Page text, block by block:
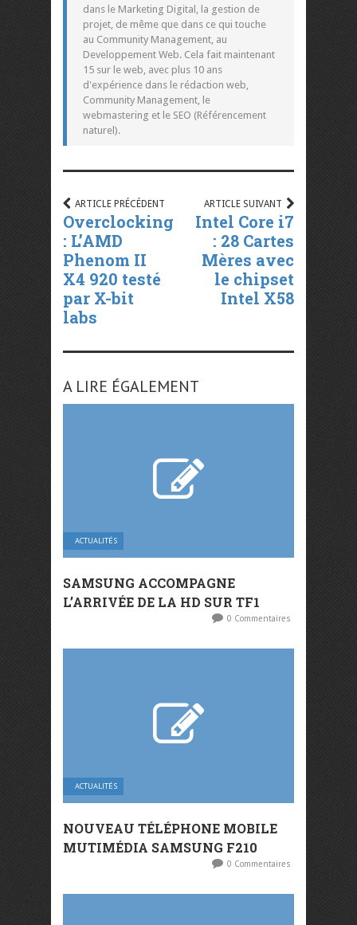
dans le Marketing Digital, la gestion de
projet, de même que dans ce qui touche
au Community Management, au
Developpement Web. Cela fait maintenant
15 sur le web, avec plus 10 ans
d'expérience dans le rédaction web,
Community Management, le
webmastering et le SEO (Référencement
naturel).
ARTICLE PRÉCÉDENT
Overclocking
: L’AMD
Phenom II
X4 920 testé
par X-bit
labs
ARTICLE SUIVANT
Intel Core i7
: 28 Cartes
Mères avec
le chipset
Intel X58
A LIRE ÉGALEMENT
ACTUALITÉS
SAMSUNG ACCOMPAGNE
L’ARRIVÉE DE LA HD SUR TF1
0 Commentaires
ACTUALITÉS
NOUVEAU TÉLÉPHONE MOBILE
MUTIMÉDIA SAMSUNG F210
0 Commentaires